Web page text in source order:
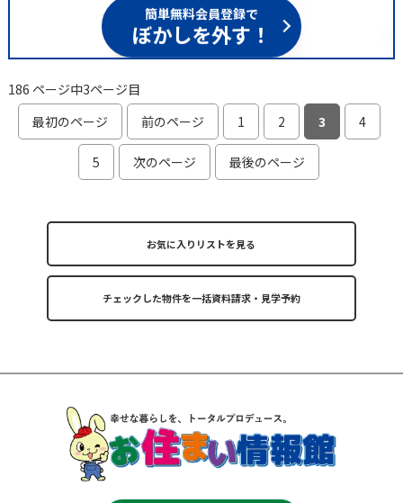
簡単無料会員登録で
ぼかしを外す！
186 ページ中3ページ目
最初のページ
前のページ 1 2 3 4
5 次のページ 最後のページ
お気に入りリストを見る